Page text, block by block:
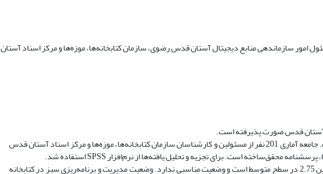
امور سازماندهی منابع دیجیتال آستان قدس رضوی، سازمان کتابخانه‌ها، موزه‌ها و مرکز اسناد آستان
آستان قدس صورت پذیرفته است.
: پژوهش حاضر، از نوع کاربردی به روش پیمایشی- توصیفی است. جامعه آماری 201 نفر از مسئولین و کارشناسان سازمان کتابخانه‌ها، موزه‌ها و مرکز اسناد آستان قدس
: یافته‌­ها نشان داد که وضعیت ساختمان و تجهیزات کتابخانه‌ها با میانگین 2.75 در سطح متوسط است و وضعیت مناسبی ندارد. وضعیت مدیریت و برنامه‌ریزی سبز در کتابخانه‌